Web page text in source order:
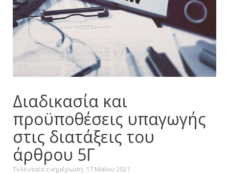
Διαδικασία και
προϋποθέσεις υπαγωγής
στις διατάξεις του
άρθρου 5Γ
Τελευταία ενημέρωση: 17 Μαΐου 2021